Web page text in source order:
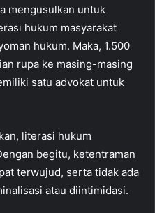
mengusulkan untuk
hukum masyarakat
hukum. Maka, 1.500
rupa ke masing-masing
satu advokat untuk
literasi hukum
begitu, ketentraman
terwujud, serta tidak ada
atau diintimidasi.